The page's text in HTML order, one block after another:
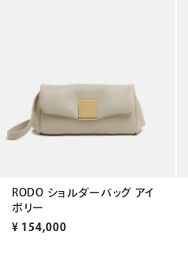
RODO ショルダーバッグ アイ
ボリー
¥ 154,000